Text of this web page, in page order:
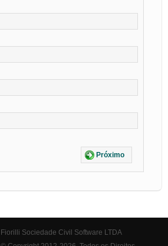
Próximo
Fiorilli Sociedade Civil Software LTDA